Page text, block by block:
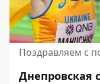
Поздравляем с
Днепровская